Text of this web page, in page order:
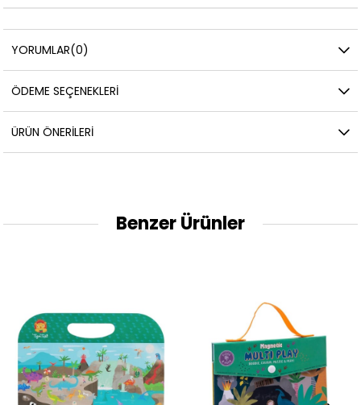
YORUMLAR(0)
ÖDEME SEÇENEKLERI
ÜRÜN ÖNERILERI
Benzer Ürünler